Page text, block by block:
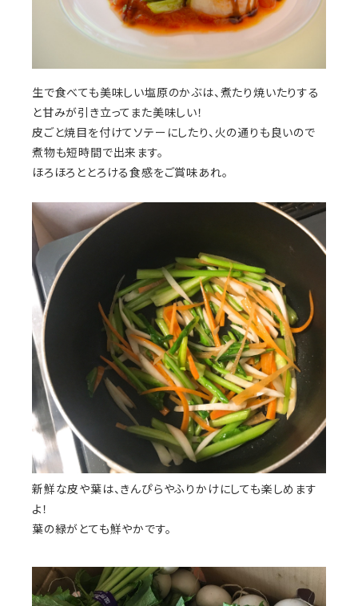
生で食べても美味しい塩原のかぶは、煮たり焼いたりする
と甘みが引き立ってまた美味しい！
皮ごと焼目を付けてソテーにしたり、火の通りも良いので
煮物も短時間で出来ます。
ほろほろととろける食感をご賞味あれ。
新鮮な皮や葉は、きんぴらやふりかけにしても楽しめます
よ！
葉の緑がとても鮮やかです。